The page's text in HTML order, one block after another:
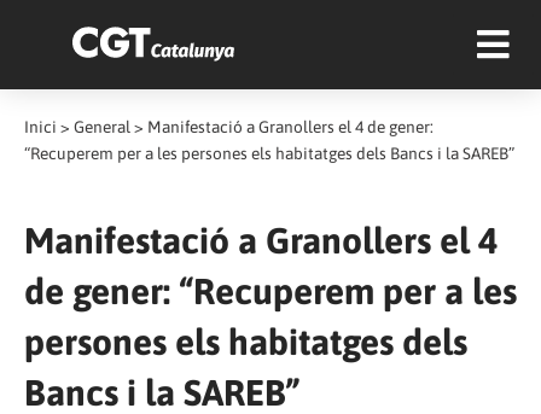
Inici > General > Manifestació a Granollers el 4 de gener:
“Recuperem per a les persones els habitatges dels Bancs i la SAREB”
Manifestació a Granollers el 4
de gener: “Recuperem per a les
persones els habitatges dels
Bancs i la SAREB”